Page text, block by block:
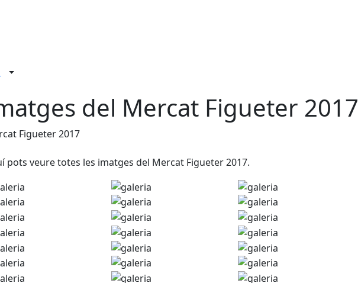
del Mercat Figueter 2017
Figueter 2017
pots veure totes les imatges del Mercat Figueter 2017.